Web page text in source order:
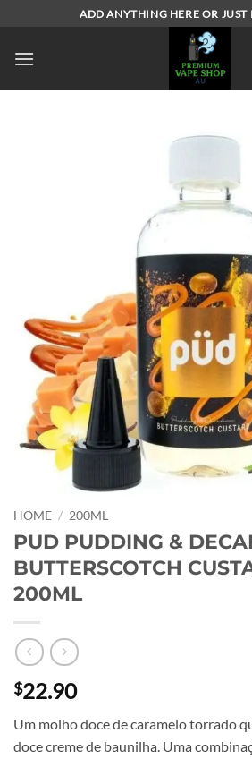
content
ADD ANYTHING HERE OR JUST
HOME / 200ML
PUD PUDDING &
BUTTERSCOTCH
200ML
$22.90
Um molho doce de caramelo torrado
doce creme de baunilha. Uma